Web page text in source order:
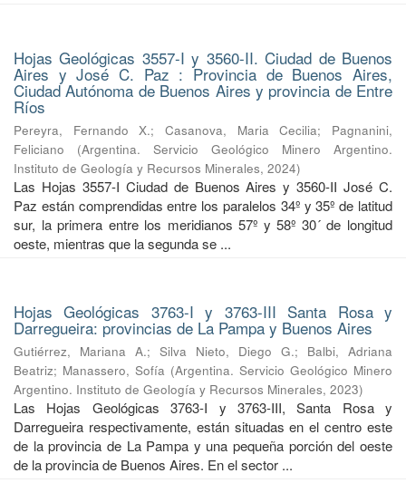
Hojas Geológicas 3557-I y 3560-II. Ciudad de Buenos
Aires y José C. Paz : Provincia de Buenos Aires,
Ciudad Autónoma de Buenos Aires y provincia de Entre
Ríos
Pereyra, Fernando X.;Casanova, Maria Cecilia; Pagnanini,
Feliciano
(Argentina. Servicio Geológico Minero Argentino.
Instituto de Geología y Recursos Minerales, 2024)
Las Hojas 3557-I Ciudad de Buenos Aires y 3560-II José C.
Paz están comprendidas entre los paralelos 34º y 35º de latitud
sur, la primera entre los meridianos 57º y 58º 30´ de longitud
oeste, mientras que la segunda se ...
Hojas Geológicas 3763-I y 3763-III Santa Rosa y
Darregueira: provincias de La Pampa y Buenos Aires
Gutiérrez, Mariana A.; Silva Nieto, Diego G.; Balbi, Adriana
Beatriz; Manassero, Sofía (Argentina. Servicio Geológico Minero
Argentino. Instituto de Geología y Recursos Minerales, 2023)
Las Hojas Geológicas 3763-I y 3763-III, Santa Rosa y
Darregueira respectivamente, están situadas en el centro este
de la provincia de La Pampa y una pequeña porción del oeste
de la provincia de Buenos Aires. En el sector ...